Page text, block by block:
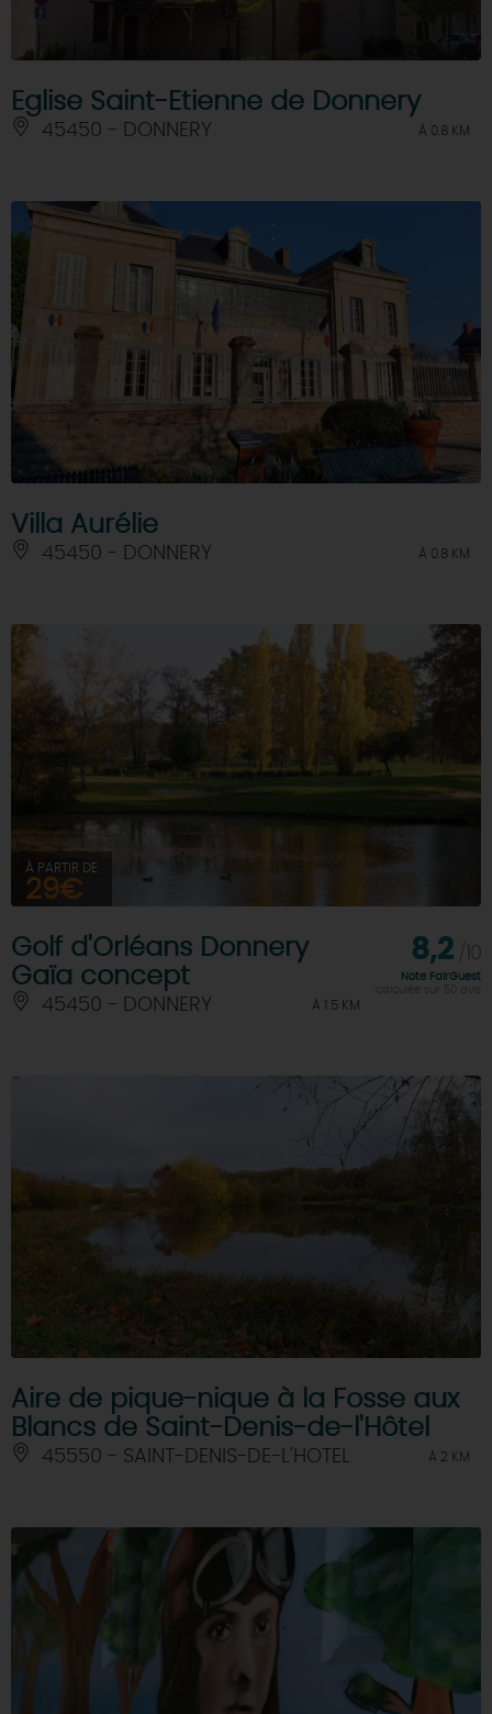
Eglise Saint-Etienne de Donnery
45450 - DONNERY À 0.8 KM
Villa Aurélie
45450 - DONNERY À 0.8 KM
À PARTIR DE
29€
Golf d'Orléans Donnery
Gaïa concept
45450 - DONNERY À 1.5 KM
8,2
Note FairGuest
calculée sur 50 avis
Aire de pique-nique à la Fosse aux
Blancs de Saint-Denis-de-l'Hôtel
45550 - SAINT-DENIS-DE-L'HOTEL À 2 KM